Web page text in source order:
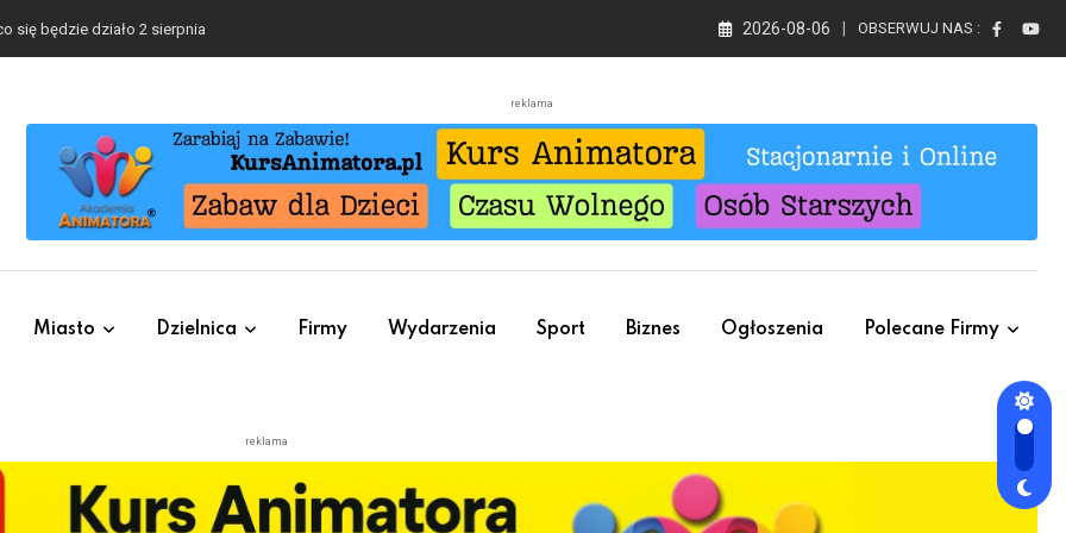
się będzie działo 2 sierpnia 2026-08-06 OBSERWUJ NAS :
reklama
Miasto Dzielnica Firmy Wydarzenia Sport Biznes Ogłoszenia Polecane Firmy
reklama